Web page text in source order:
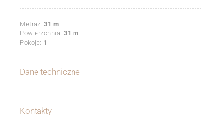
Metraż: 31 m
Powierzchnia: 31 m
Pokoje: 1
Dane techniczne
Kontakty